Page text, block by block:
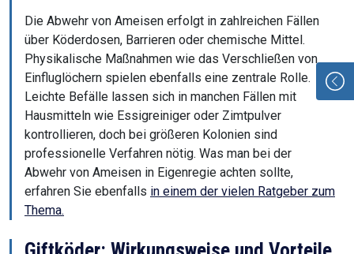
Die Abwehr von Ameisen erfolgt in zahlreichen Fällen
über Köderdosen, Barrieren oder chemische Mittel.
Physikalische Maßnahmen wie das Verschließen von
Einfluglöchern spielen ebenfalls eine zentrale Rolle.
Leichte Befälle lassen sich in manchen Fällen mit
Hausmitteln wie Essigreiniger oder Zimtpulver
kontrollieren, doch bei größeren Kolonien sind
professionelle Verfahren nötig. Was man bei der
Abwehr von Ameisen in Eigenregie achten sollte,
erfahren Sie ebenfalls in einem der vielen Ratgeber zum
Thema.